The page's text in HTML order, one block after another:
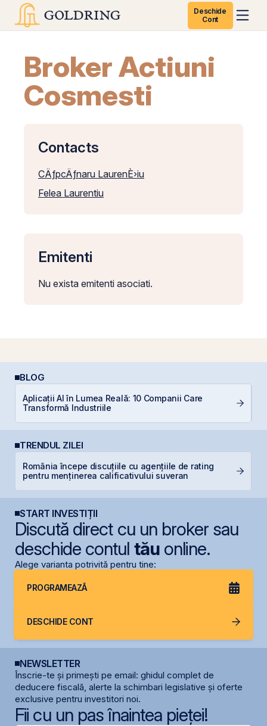
Deschide
Cont
Broker Actiuni
Cosmesti
Contacts
CÄƒpcÄƒnaru LaurenÈ›iu
Felea Laurentiu
Emitenti
Nu exista emitenti asociati.
BLOG
Aplicații AI în Lumea Reală: 10 Companii Care
Transformă Industriile
TRENDUL ZILEI
România începe discuțiile cu agențiile de rating
pentru menținerea calificativului suveran
START INVESTIȚII
Discută direct cu un broker sau
deschide contul tăuonline.
Alege varianta potrivită pentru tine:
PROGRAMEAZĂ
DESCHIDE CONT
NEWSLETTER
Înscrie-te și primești pe email: ghidul complet de
deducere fiscală, alerte la schimbari legislative și oferte
exclusive pentru investitori noi.
Fii cu un pas înaintea pieței!